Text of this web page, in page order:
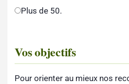
Plus de 50.
Vos objectifs
Pour orienter au mieux nos